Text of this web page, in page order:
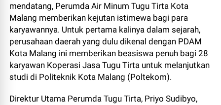
mendatang, Perumda Air Minum Tugu Tirta Kota
Malang memberikan kejutan istimewa bagi para
karyawannya. Untuk pertama kalinya dalam sejarah,
perusahaan daerah yang dulu dikenal dengan PDAM
Kota Malang ini memberikan beasiswa penuh bagi 28
karyawan Koperasi Jasa Tugu Tirta untuk melanjutkan
studi di Politeknik Kota Malang (Poltekom).
Direktur Utama Perumda Tugu Tirta, Priyo Sudibyo,